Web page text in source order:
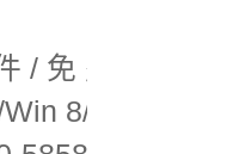
/ 免 费 版 / 三
8/Win 7/